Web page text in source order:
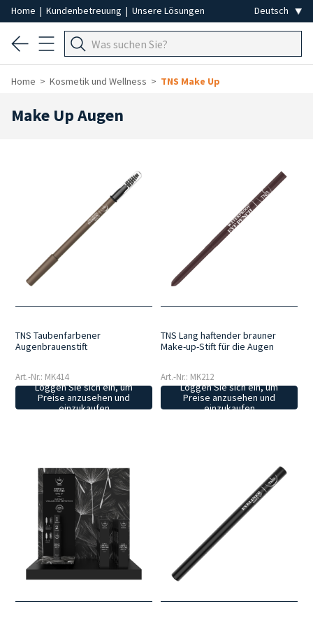
Home | Kundenbetreuung | Unsere Lösungen
Home Kosmetik und Wellness TNS Make Up
Make Up Augen
TNS Taubenfarbener
Augenbrauenstift
Art.-Nr.: MK414
Loggen Sie sich ein, um
Preise anzusehen und
einzukaufen
TNS Lang haftender brauner
Make-up-Stift für die Augen
Art.-Nr.: MK212
Loggen Sie sich ein, um
Preise anzusehen und
einzukaufen